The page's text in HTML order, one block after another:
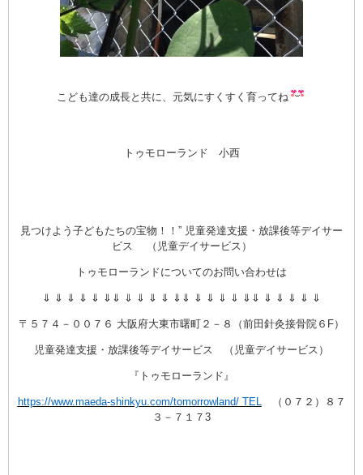
こども達の成長と共に、元気にすくすく育ってね
トゥモローランド 小西
見つけよう子どもたちの宝物！！” 児童発達支援・放課後等デイサー
ビス （児童デイサービス）
トゥモローランドについてのお問い合わせは
⇓ ⇓ ⇓ ⇓ ⇓ ⇓⇓ ⇓ ⇓ ⇓ ⇓ ⇓⇓ ⇓ ⇓ ⇓ ⇓ ⇓⇓ ⇓ ⇓ ⇓ ⇓ ⇓
〒５７４－００７６ 大阪府大東市曙町２－８（前田針灸接骨院６F）
児童発達支援・放課後等デイサービス （児童デイサービス）
『トゥモローランド』
https://www.maeda-shinkyu.com/tomorrowland/ TEL
（０７２）８７
３－７１７3